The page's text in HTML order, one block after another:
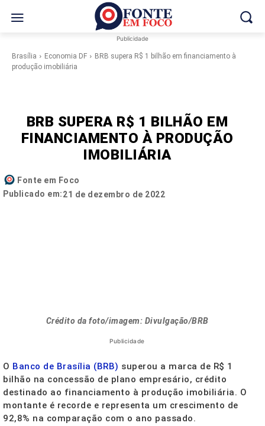
Publicidade
Brasília Economia DF
BRB supera R$ 1 bilhão em financiamento à
produção imobiliária
BRB SUPERA R$ 1 BILHÃO EM
FINANCIAMENTO À PRODUÇÃO
IMOBILIÁRIA
Fonte em Foco
Publicado em:21 de dezembro de 2022
Crédito da foto/imagem: Divulgação/BRB
Publicidade
O Banco de Brasília (BRB) superou a marca de R$ 1
bilhão na concessão de plano empresário, crédito
destinado ao financiamento à produção imobiliária. O
montante é recorde e representa um crescimento de
92,8% na comparação com o ano passado.